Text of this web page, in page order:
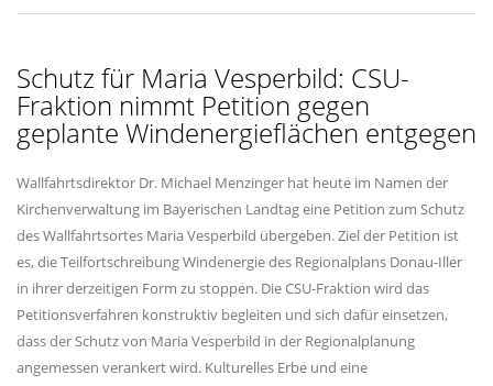
Schutz für Maria Vesperbild: CSU-
Fraktion nimmt Petition gegen
geplante Windenergieflächen entgegen
Wallfahrtsdirektor Dr. Michael Menzinger hat heute im Namen der
Kirchenverwaltung im Bayerischen Landtag eine Petition zum Schutz
des Wallfahrtsortes Maria Vesperbild übergeben. Ziel der Petition ist
es, die Teilfortschreibung Windenergie des Regionalplans Donau-Iller
in ihrer derzeitigen Form zu stoppen. Die CSU-Fraktion wird das
Petitionsverfahren konstruktiv begleiten und sich dafür einsetzen,
dass der Schutz von Maria Vesperbild in der Regionalplanung
angemessen verankert wird. Kulturelles Erbe und eine